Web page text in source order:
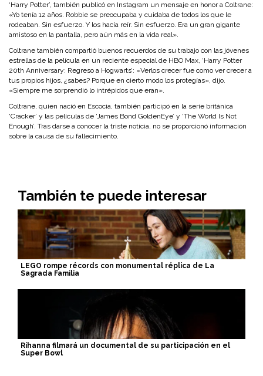
‘Harry Potter’, también publicó en Instagram un mensaje en honor a Coltrane:
«Yo tenía 12 años. Robbie se preocupaba y cuidaba de todos los que le
rodeaban. Sin esfuerzo. Y los hacía reír. Sin esfuerzo. Era un gran gigante
amistoso en la pantalla, pero aún más en la vida real».
Coltrane también compartió buenos recuerdos de su trabajo con las jóvenes
estrellas de la película en un reciente especial de HBO Max, ‘Harry Potter
20th Anniversary: Regreso a Hogwarts’: «Verlos crecer fue como ver crecer a
tus propios hijos, ¿sabes? Porque en cierto modo los protegías», dijo.
«Siempre me sorprendió lo intrépidos que eran».
Coltrane, quien nació en Escocia, también participó en la serie británica
‘Cracker’ y las películas de ‘James Bond GoldenEye’ y ‘The World Is Not
Enough’. Tras darse a conocer la triste noticia, no se proporcionó información
sobre la causa de su fallecimiento.
También te puede interesar
LEGO rompe récords con monumental réplica de La
Sagrada Familia
Rihanna filmará un documental de su participación en el
Super Bowl